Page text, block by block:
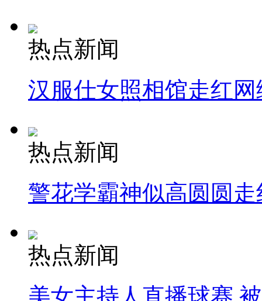
热点新闻
汉服仕女照相馆走红网
热点新闻
警花学霸神似高圆圆走
热点新闻
美女主持人直播球赛